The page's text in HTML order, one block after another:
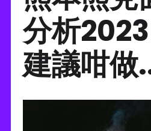
分析
建議咁做